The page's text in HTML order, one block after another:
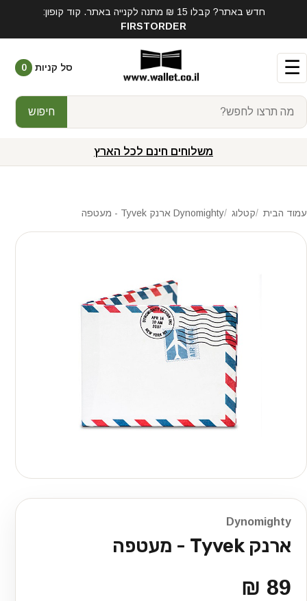
חדש באתר? קבלו 15 ₪ מתנה לקנייה באתר. קוד קופון:
FIRSTORDER
☰
חיפוש
סל קניות 0
משלוחים חינם לכל הארץ
עמוד הבית קטלוג Dynomighty ארנק Tyvek - מעטפה
Dynomighty
ארנק Tyvek - מעטפה
89 ₪